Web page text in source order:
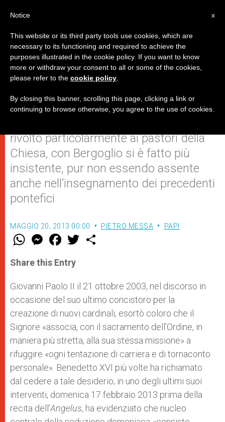
Il carrierismo tra Giovanni XXIII e
Papa Francesco
rivolto particolarmente ai pastori della
Chiesa, con Bergoglio si è fatto più
insistente, pur non essendo assente
anche nell’insegnamento dei precedenti
pontefici
MAGGIO 20, 2013 00:00 PIETRO MESSA PAPI
W
t
s
p
p
M
e
s
e
g
e
r
F
a
e
b
o
k
w
r
Share this Entry
Giovanni Paolo II il 21 ottobre 2003, nel discorso in
occasione del suo ultimo concistoro per la
creazione di nuovi cardinali, esortò coloro che il
Signore «associa, con il sacramento dell’Ordine, in
maniera più stretta, alla sua stessa missione» a
rifuggire «ogni tentazione di carriera e di tornaconto
personale». Benedetto XVI più volte ha richiamato
dal cedere a tale desiderio; in uno degli ultimi suoi
interventi, domenica 17 febbraio 2013 prima della
recita dell’Angelus, ha evidenziato che nucleo
x
Notice
This website or its third party tools use cookies, which are
necessary to its functioning and required to achieve the
purposes illustrated in the cookie policy. If you want to know
more or withdraw your consent to all or some of the cookies,
please refer to the cookie policy
By closing this banner, scrolling this page, clicking a link or
continuing to browse otherwise, you agree to the use of cookies.